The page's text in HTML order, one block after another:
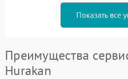
Показать все
Преимущества
Hurakan